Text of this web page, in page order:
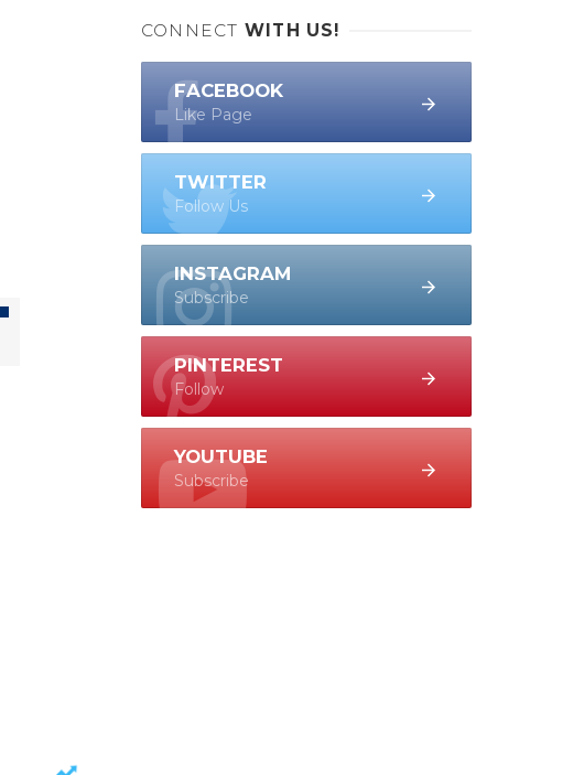
CONNECT WITH US!
FACEBOOK
Like Page
TWITTER
Follow Us
INSTAGRAM
Subscribe
PINTEREST
Follow
YOUTUBE
Subscribe